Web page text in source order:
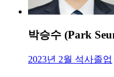
박승수 (Park
2023년 2월 석사졸업